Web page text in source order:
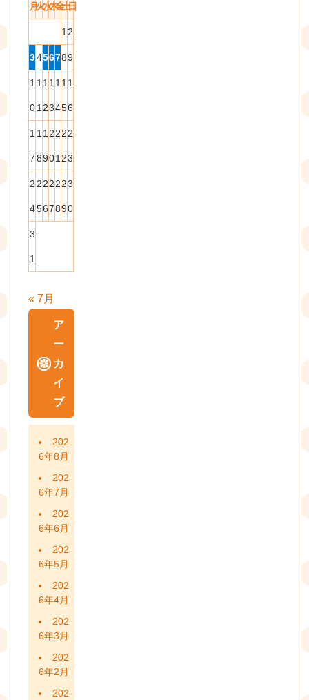
月火水木金土日
1 2
3456789
1
0
1
1
1
2
1
3
1
4
1
5
1
6
1
7
1
8
1
9
2
0
2
1
2
2
2
3
2
4
2
5
2
6
2
7
2
8
2
9
3
0
3
1
« 7月
ア
ー
カ
イ
ブ
202
6年8月
202
6年7月
202
6年6月
202
6年5月
202
6年4月
202
6年3月
202
6年2月
202